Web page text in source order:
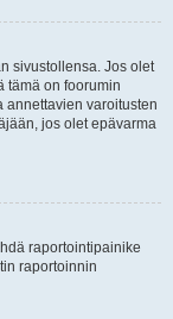
sivustollensa. Jos olet
tämä on foorumin
varoitusten
jos olet epävarma
raportointipainike
raportoinnin